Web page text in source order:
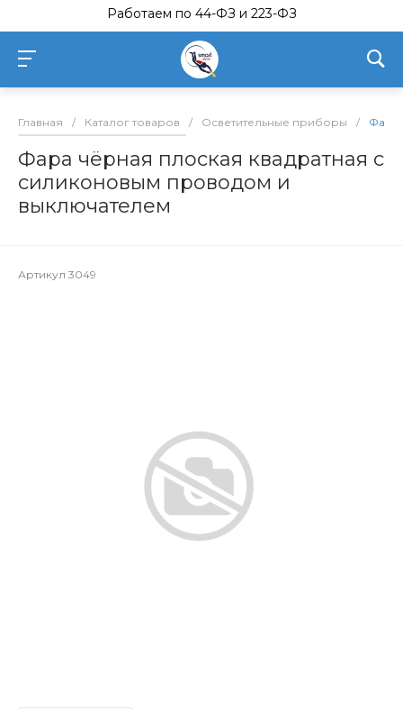
Работаем по 44-ФЗ и 223-ФЗ
Главная / Каталог товаров / Осветительные приборы / Фара
Фара чёрная плоская квадратная с
силиконовым проводом и
выключателем
Артикул 3049